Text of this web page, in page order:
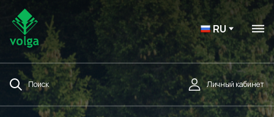
RU
Поиск Личный кабинет